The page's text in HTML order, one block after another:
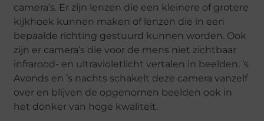
camera’s. Er zijn lenzen die een kleinere of grotere
kijkhoek kunnen maken of lenzen die in een
bepaalde richting gestuurd kunnen worden. Ook
zijn er camera’s die voor de mens niet zichtbaar
infrarood- en ultravioletlicht vertalen in beelden. ’s
Avonds en ’s nachts schakelt deze camera vanzelf
over en blijven de opgenomen beelden ook in
het donker van hoge kwaliteit.